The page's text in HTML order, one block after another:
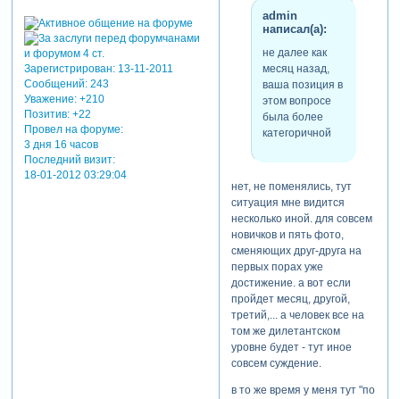
Зарегистрирован: 13-11-2011
Сообщений:243
Уважение: +210
Позитив: +22
Провел на форуме:
3 дня 16 часов
Последний визит:
18-01-2012 03:29:04
admin
написал(а):
не далее как
месяц назад,
ваша позиция в
этом вопросе
была более
категоричной
нет, не поменялись, тут
ситуация мне видится
несколько иной. для совсем
новичков и пять фото,
сменяющих друг-друга на
первых порах уже
достижение. а вот если
пройдет месяц, другой,
третий,... а человек все на
том же дилетантском
уровне будет - тут иное
совсем суждение.
в то же время у меня тут "по